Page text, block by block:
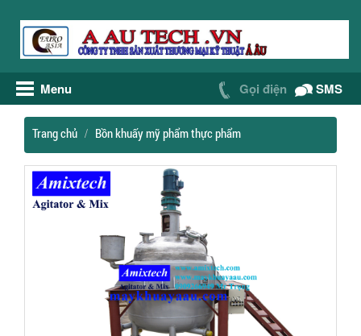
Menu Gọi điện SMS
Trang chủ Bồn khuấy mỹ phẩm thực phẩm